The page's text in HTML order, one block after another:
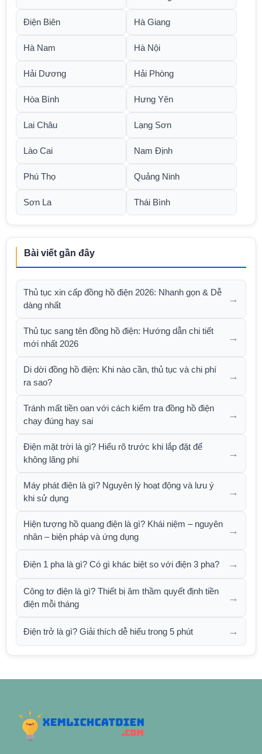
Điện Biên Hà Giang
Hà Nam Hà Nội
Hải Dương Hải Phòng
Hòa Bình Hưng Yên
Lai Châu Lạng Sơn
Lào Cai Nam Định
Phú Thọ Quảng Ninh
Sơn La Thái Bình
Bài viết gần đây
Thủ tục xin cấp đồng hồ điện 2026: Nhanh gọn & Dễ
dàng nhất
→
Thủ tục sang tên đồng hồ điện: Hướng dẫn chi tiết
mới nhất 2026
→
Di dời đồng hồ điện: Khi nào cần, thủ tục và chi phí
ra sao?
→
Tránh mất tiền oan với cách kiểm tra đồng hồ điện
chạy đúng hay sai
→
Điện mặt trời là gì? Hiểu rõ trước khi lắp đặt để
không lãng phí
→
Máy phát điện là gì? Nguyên lý hoạt động và lưu ý
khi sử dụng
→
Hiện tượng hồ quang điện là gì? Khái niệm – nguyên
nhân – biện pháp và ứng dụng
→
Điện 1 pha là gì? Có gì khác biệt so với điện 3 pha? →
Công tơ điện là gì? Thiết bị âm thầm quyết định tiền
điện mỗi tháng
→
Điện trở là gì? Giải thích dễ hiểu trong 5 phút →